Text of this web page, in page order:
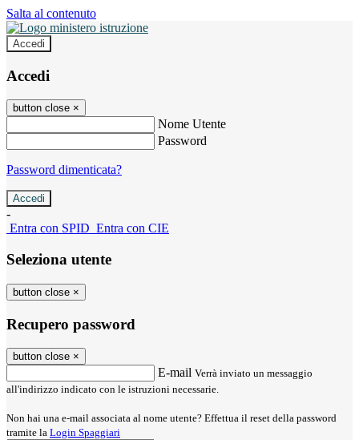
Salta al contenuto
Accedi
Accedi
button close ×
Nome Utente
Password
Password dimenticata?
-
Entra con SPID Entra con CIE
Seleziona utente
button close ×
Recupero password
button close ×
E-mail Verrà inviato un messaggio
all'indirizzo indicato con le istruzioni necessarie.
Non hai una e-mail associata al nome utente? Effettua il reset della password
tramite la Login Spaggiari